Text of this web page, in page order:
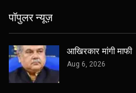
पॉपुलर न्यूज़
आखिरकार मांगी माफी
Aug 6, 2026